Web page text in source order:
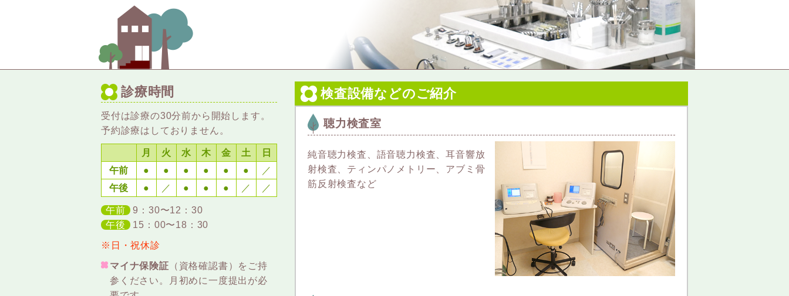
検査設備などのご紹介
聴力検査室
純音聴力検査、語音聴力検査、耳音響放
射検査、ティンパノメトリー、アブミ骨
筋反射検査など
診療時間
受付は診療の30分前から開始します。
予約診療はしておりません。
月 火 水 木 金 土
日
午前
● ● ● ● ● ●
／
午後
● ／ ● ● ● ／ ／
午前 9：30〜12：30
午後 15：00〜18：30
※日・祝休診
マイナ保険証 （資格確認書）をご持
参ください。月初めに一度提出が必